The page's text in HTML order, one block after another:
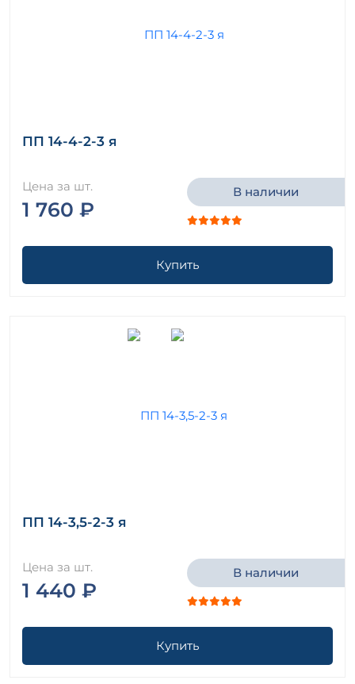
ПП 14-4-2-3 я
Цена за шт.
1 760 ₽
В наличии
Купить
ПП 14-3,5-2-3 я
Цена за шт.
1 440 ₽
В наличии
Купить